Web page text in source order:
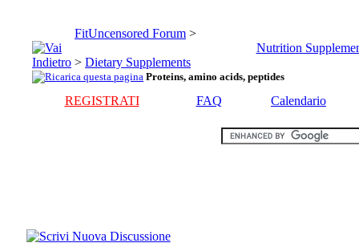
FitUncensored Forum >
Nutrition
> Dietary Supplements
Proteins, amino acids, peptides
REGISTRATI FAQ Calendario